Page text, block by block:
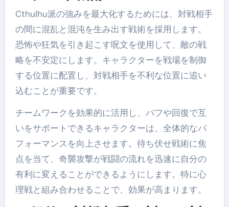
Cthulhu派の強みを最大化するためには、対戦相手
の間に混乱と混沌を生み出す戦術を採用します。
恐怖や狂気を引き起こす呪文を使用して、敵の戦
略を不安定にします。キャラクターを戦場を制御
する位置に配置し、対戦相手を不利な位置に追い
込むことが重要です。
チームワークを効果的に活用し、バフや回復で互
いをサポートできるキャラクターは、全体的なパ
フォーマンスを向上させます。待ち伏せ戦術に焦
点を当て、奇襲攻撃が戦闘の流れを迅速に自分の
有利に変えることができるようにします。特に心
理戦と組み合わせることで、効果が高まります。